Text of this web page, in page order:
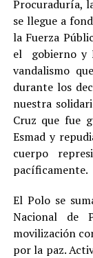
Procuraduría,
se llegue a
la Fuerza
el gobierno y
vandalismo
durante los
nuestra
Cruz que fue
Esmad y
cuerpo
pacíficamente.
El Polo se
Nacional de
movilización
por la paz.